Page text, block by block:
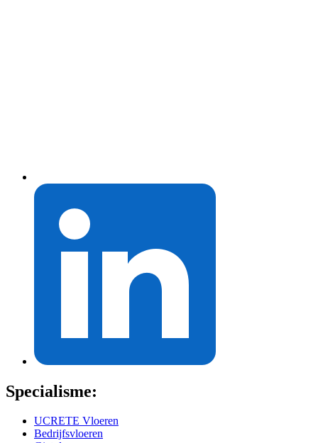
Specialisme:
UCRETE Vloeren
Bedrijfsvloeren